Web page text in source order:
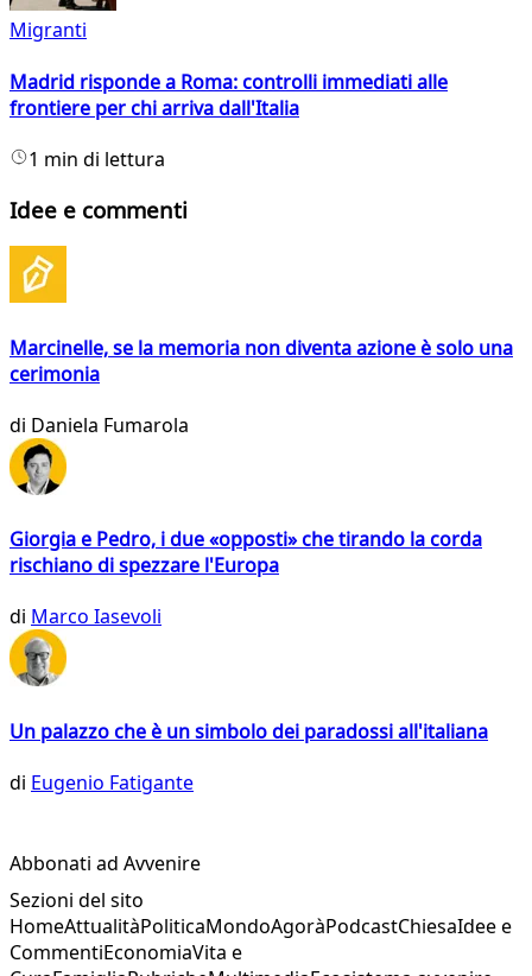
Migranti
Madrid risponde a Roma: controlli immediati alle
frontiere per chi arriva dall'Italia
1 min di lettura
Idee e commenti
Marcinelle, se la memoria non diventa azione è solo una
cerimonia
di Daniela Fumarola
Giorgia e Pedro, i due «opposti» che tirando la corda
rischiano di spezzare l'Europa
di Marco Iasevoli
Un palazzo che è un simbolo dei paradossi all'italiana
di Eugenio Fatigante
Abbonati ad Avvenire
Sezioni del sito
HomeAttualitàPoliticaMondoAgoràPodcastChiesaIdee e
CommentiEconomiaVita e